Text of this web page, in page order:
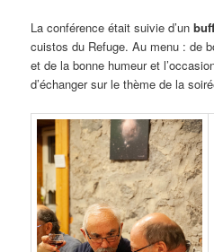
La conférence était suivie d’un
cuistos du Refuge. Au menu : de
et de la bonne humeur et
d’échanger sur le thème de la